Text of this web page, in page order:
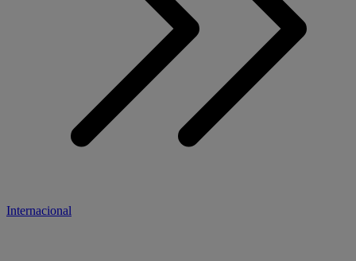
Internacional